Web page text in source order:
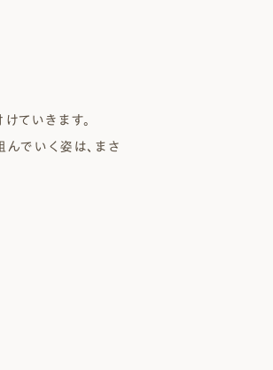
ていきます。
でいく姿は、まさ